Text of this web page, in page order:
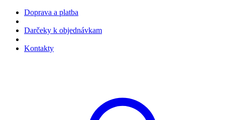
Doprava a platba
Darčeky k objednávkam
Kontakty